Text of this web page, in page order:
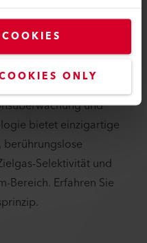
ONLY
erklärt
(TDLS)
und
bietet einzigartige
Selektivität und
Bereich. Erfahren Sie